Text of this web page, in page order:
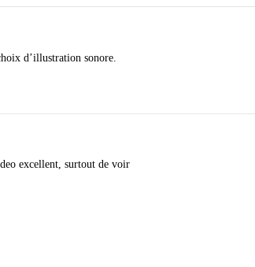
d’illustration sonore.
excellent, surtout de voir